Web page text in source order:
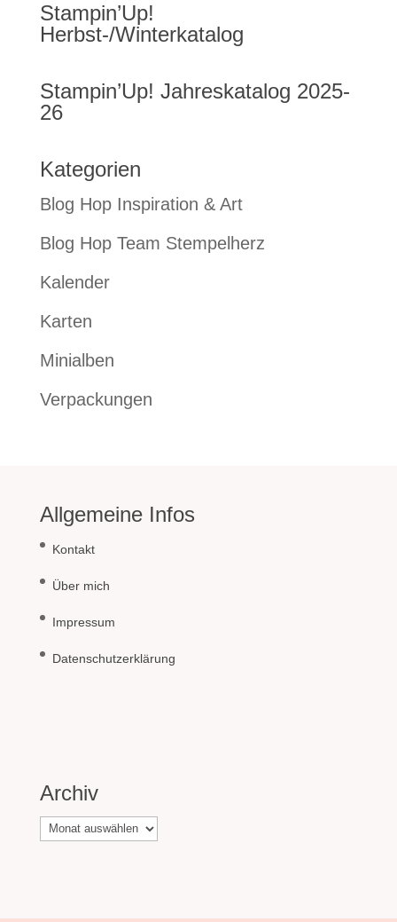
Stampin’Up!
Herbst-/Winterkatalog
Stampin’Up! Jahreskatalog 2025-
26
Kategorien
Blog Hop Inspiration & Art
Blog Hop Team Stempelherz
Kalender
Karten
Minialben
Verpackungen
Allgemeine Infos
Kontakt
Über mich
Impressum
Datenschutzerklärung
Archiv
Archiv